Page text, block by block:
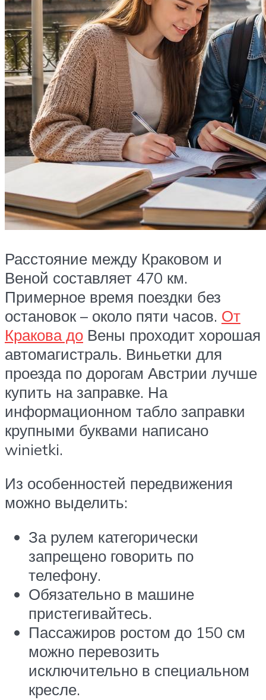
Расстояние между Краковом и
Веной составляет 470 км.
Примерное время поездки без
остановок – около пяти часов. От
Кракова до Вены проходит хорошая
автомагистраль. Виньетки для
проезда по дорогам Австрии лучше
купить на заправке. На
информационном табло заправки
крупными буквами написано
winietki.
Из особенностей передвижения
можно выделить:
За рулем категорически
запрещено говорить по
телефону.
Обязательно в машине
пристегивайтесь.
Пассажиров ростом до 150 см
можно перевозить
исключительно в специальном
кресле.